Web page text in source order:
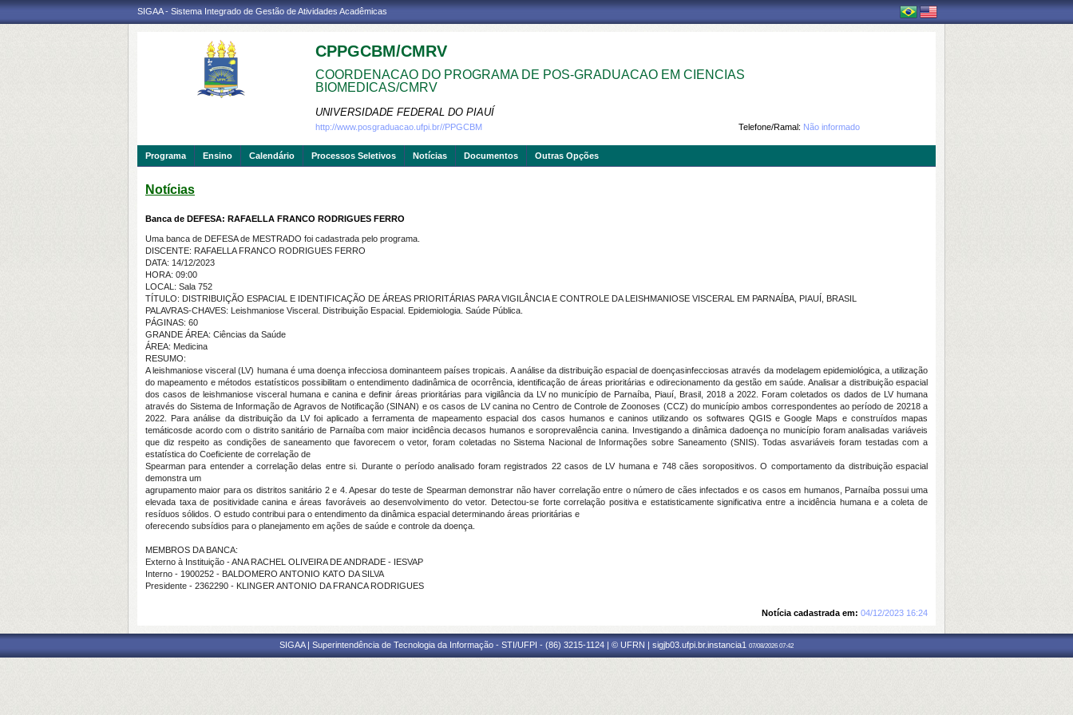
SIGAA - Sistema Integrado de Gestão de Atividades Acadêmicas
CPPGCBM/CMRV
COORDENACAO DO PROGRAMA DE POS-GRADUACAO EM CIENCIAS
BIOMEDICAS/CMRV
UNIVERSIDADE FEDERAL DO PIAUÍ
Telefone/Ramal: Não informado
http://www.posgraduacao.ufpi.br//PPGCBM
Programa Ensino Calendário Processos Seletivos Notícias Documentos Outras Opções
Notícias
Banca de DEFESA: RAFAELLA FRANCO RODRIGUES FERRO
Uma banca de DEFESA de MESTRADO foi cadastrada pelo programa.
DISCENTE: RAFAELLA FRANCO RODRIGUES FERRO
DATA: 14/12/2023
HORA: 09:00
LOCAL: Sala 752
TÍTULO: DISTRIBUIÇÃO ESPACIAL E IDENTIFICAÇÃO DE ÁREAS PRIORITÁRIAS PARA VIGILÂNCIA E CONTROLE DA LEISHMANIOSE VISCERAL EM PARNAÍBA, PIAUÍ, BRASIL
PALAVRAS-CHAVES: Leishmaniose Visceral. Distribuição Espacial. Epidemiologia. Saúde Pública.
PÁGINAS: 60
GRANDE ÁREA: Ciências da Saúde
ÁREA: Medicina
RESUMO:
A leishmaniose visceral (LV) humana é uma doença infecciosa dominanteem países tropicais. A análise da distribuição espacial de doençasinfecciosas através da modelagem epidemiológica, a utilização
do mapeamento e métodos estatísticos possibilitam o entendimento dadinâmica de ocorrência, identificação de áreas prioritárias e odirecionamento da gestão em saúde. Analisar a distribuição espacial
dos casos de leishmaniose visceral humana e canina e definir áreas prioritárias para vigilância da LV no município de Parnaíba, Piauí, Brasil, 2018 a 2022. Foram coletados os dados de LV humana
através do Sistema de Informação de Agravos de Notificação (SINAN) e os casos de LV canina no Centro de Controle de Zoonoses (CCZ) do município ambos correspondentes ao período de 20218 a
2022. Para análise da distribuição da LV foi aplicado a ferramenta de mapeamento espacial dos casos humanos e caninos utilizando os softwares QGIS e Google Maps e construídos mapas
temáticosde acordo com o distrito sanitário de Parnaíba com maior incidência decasos humanos e soroprevalência canina. Investigando a dinâmica dadoença no município foram analisadas variáveis
que diz respeito as condições de saneamento que favorecem o vetor, foram coletadas no Sistema Nacional de Informações sobre Saneamento (SNIS). Todas asvariáveis foram testadas com a
estatística do Coeficiente de correlação de
Spearman para entender a correlação delas entre si. Durante o período analisado foram registrados 22 casos de LV humana e 748 cães soropositivos. O comportamento da distribuição espacial
demonstra um
agrupamento maior para os distritos sanitário 2 e 4. Apesar do teste de Spearman demonstrar não haver correlação entre o número de cães infectados e os casos em humanos, Parnaíba possui uma
elevada taxa de positividade canina e áreas favoráveis ao desenvolvimento do vetor. Detectou-se forte correlação positiva e estatisticamente significativa entre a incidência humana e a coleta de
resíduos sólidos. O estudo contribui para o entendimento da dinâmica espacial determinando áreas prioritárias e
oferecendo subsídios para o planejamento em ações de saúde e controle da doença.
MEMBROS DA BANCA:
Externo à Instituição - ANA RACHEL OLIVEIRA DE ANDRADE - IESVAP
Interno - 1900252 - BALDOMERO ANTONIO KATO DA SILVA
Presidente - 2362290 - KLINGER ANTONIO DA FRANCA RODRIGUES
Notícia cadastrada em: 04/12/2023 16:24
SIGAA | Superintendência de Tecnologia da Informação - STI/UFPI - (86) 3215-1124 | © UFRN | sigjb03.ufpi.br.instancia1 07/08/2026 07:42